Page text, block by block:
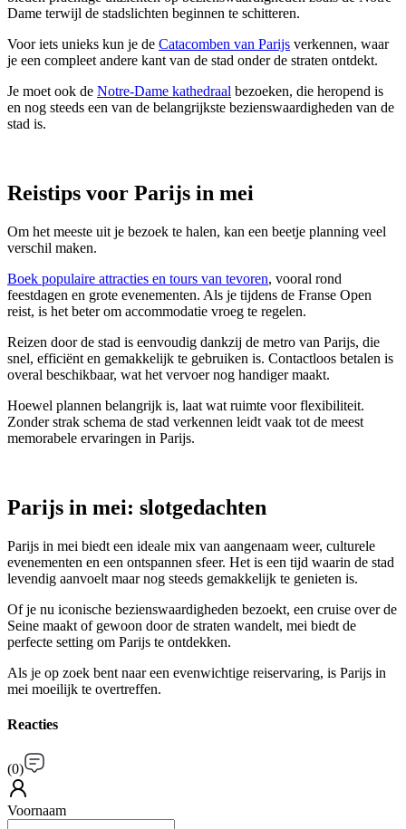
Dame terwijl de stadslichten beginnen te schitteren.
Voor iets unieks kun je de Catacomben van Parijs verkennen, waar
je een compleet andere kant van de stad onder de straten ontdekt.
Je moet ook de Notre-Dame kathedraal bezoeken, die heropend is
en nog steeds een van de belangrijkste bezienswaardigheden van de
stad is.
Reistips voor Parijs in mei
Om het meeste uit je bezoek te halen, kan een beetje planning veel
verschil maken.
Boek populaire attracties en tours van tevoren, vooral rond
feestdagen en grote evenementen. Als je tijdens de Franse Open
reist, is het beter om accommodatie vroeg te regelen.
Reizen door de stad is eenvoudig dankzij de metro van Parijs, die
snel, efficiënt en gemakkelijk te gebruiken is. Contactloos betalen is
overal beschikbaar, wat het vervoer nog handiger maakt.
Hoewel plannen belangrijk is, laat wat ruimte voor flexibiliteit.
Zonder strak schema de stad verkennen leidt vaak tot de meest
memorabele ervaringen in Parijs.
Parijs in mei: slotgedachten
Parijs in mei biedt een ideale mix van aangenaam weer, culturele
evenementen en een ontspannen sfeer. Het is een tijd waarin de stad
levendig aanvoelt maar nog steeds gemakkelijk te genieten is.
Of je nu iconische bezienswaardigheden bezoekt, een cruise over de
Seine maakt of gewoon door de straten wandelt, mei biedt de
perfecte setting om Parijs te ontdekken.
Als je op zoek bent naar een evenwichtige reiservaring, is Parijs in
mei moeilijk te overtreffen.
Reacties
(0)
Voornaam